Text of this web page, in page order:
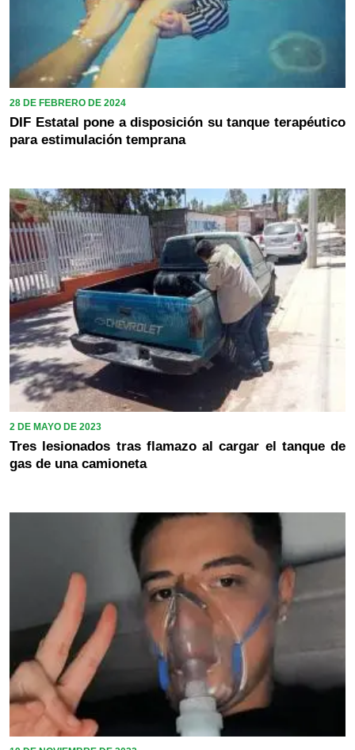
28 DE FEBRERO DE 2024
DIF Estatal pone a disposición su tanque terapéutico
para estimulación temprana
2 DE MAYO DE 2023
Tres lesionados tras flamazo al cargar el tanque de
gas de una camioneta